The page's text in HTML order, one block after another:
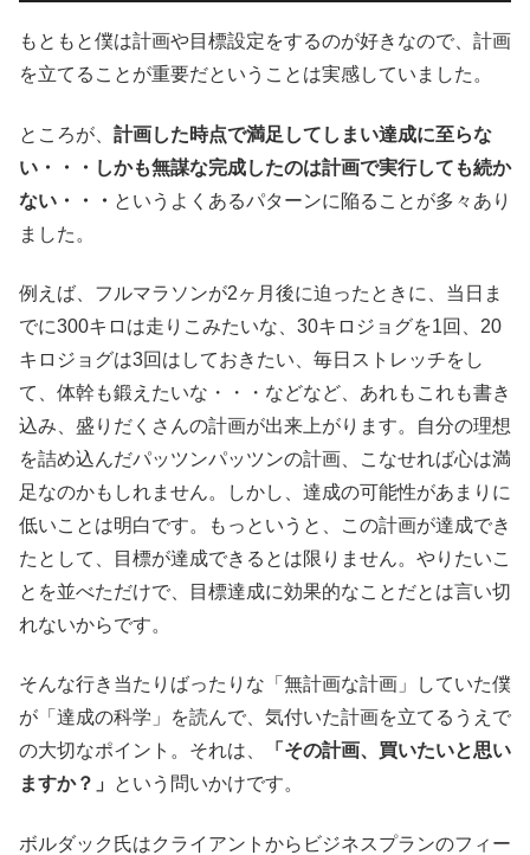
もともと僕は計画や目標設定をするのが好きなので、計画
を立てることが重要だということは実感していました。
ところが、 計画した時点で満足してしまい達成に至らな
い・・・しかも無謀な完成したのは計画で実行しても続か
ない・・・ というよくあるパターンに陥ることが多々あり
ました。
例えば、フルマラソンが2ヶ月後に迫ったときに、当日ま
でに300キロは走りこみたいな、30キロジョグを1回、20
キロジョグは3回はしておきたい、毎日ストレッチをし
て、体幹も鍛えたいな・・・などなど、あれもこれも書き
込み、盛りだくさんの計画が出来上がります。自分の理想
を詰め込んだパッツンパッツンの計画、こなせれば心は満
足なのかもしれません。しかし、達成の可能性があまりに
低いことは明白です。もっというと、この計画が達成でき
たとして、目標が達成できるとは限りません。やりたいこ
とを並べただけで、目標達成に効果的なことだとは言い切
れないからです。
そんな行き当たりばったりな「無計画な計画」していた僕
が「達成の科学」を読んで、気付いた計画を立てるうえで
の大切なポイント。それは、
「その計画、買いたいと思い
ますか？」
という問いかけです。
ボルダック氏はクライアントからビジネスプランのフィー